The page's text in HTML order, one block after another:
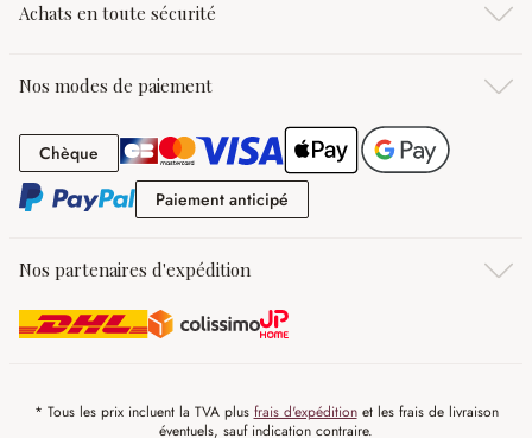
Achats en toute sécurité
Nos modes de paiement
Chèque Chèque
Paiement anticipé
Nos partenaires d'expédition
* Tous les prix incluent la TVA plus frais d'expéditionet les frais de livraison
éventuels, sauf indication contraire.